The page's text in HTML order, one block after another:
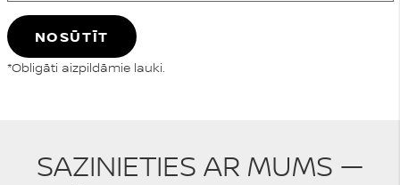
NOSŪTĪT
*Obligāti aizpildāmie lauki.
SAZINIETIES AR MUMS —